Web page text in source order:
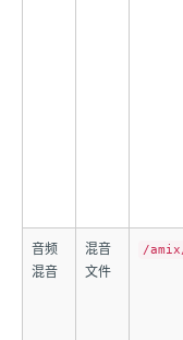
音频
混音
混音
文件
/